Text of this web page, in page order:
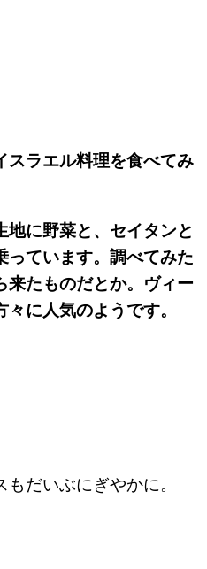
スラエル料理を食べてみ
地に野菜と、セイタンと
っています。調べてみた
来たものだとか。ヴィー
に人気のようです。
だいぶにぎやかに。